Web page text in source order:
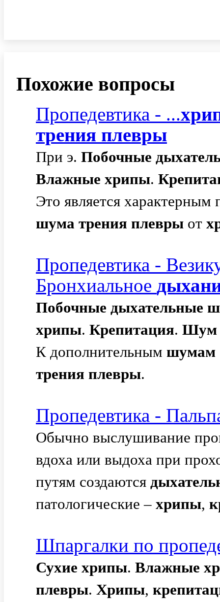
Похожие вопросы
Пропедевтика - ...
трения плевры
При э. Побочные
Влажные хрипы.
Это является
шума трения плевры от
Пропедевтика -
Бронхиальное
Побочные дыхательные
хрипы. Крепитация. Шум
К дополнительным шумам
трения плевры.
Пропедевтика -
Обычно выслушивание
вдоха или выдоха при
путям создаются
патологические – хрипы,
Шпаргалки по
Сухие хрипы. Влажные
плевры. Хрипы,